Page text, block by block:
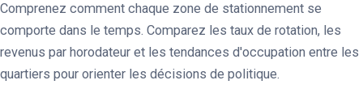
Comprenez comment chaque zone de stationnement se
comporte dans le temps. Comparez les taux de rotation, les
revenus par horodateur et les tendances d'occupation entre les
quartiers pour orienter les décisions de politique.